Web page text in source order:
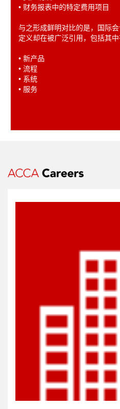
• 财务报表中的特定费用项目
与之形成鲜明对比的是，国际
定义却在被广泛引用，包括其中
• 新产品
• 流程
• 系统
• 服务